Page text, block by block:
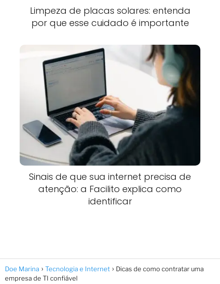
Limpeza de placas solares: entenda
por que esse cuidado é importante
Sinais de que sua internet precisa de
atenção: a Facilito explica como
identificar
Doe Marina Tecnologia e Internet
Dicas de como contratar uma
empresa de TI confiável